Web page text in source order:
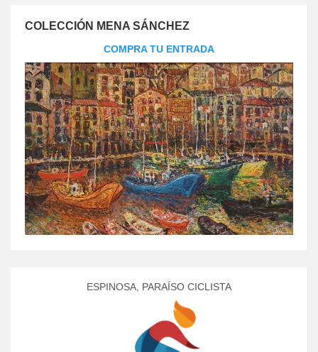
COLECCIÓN MENA SÁNCHEZ
COMPRA TU ENTRADA
ESPINOSA, PARAÍSO CICLISTA